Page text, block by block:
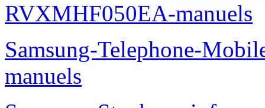
RVXMHF050EA-manuels
Samsung-Telephone-
manuels